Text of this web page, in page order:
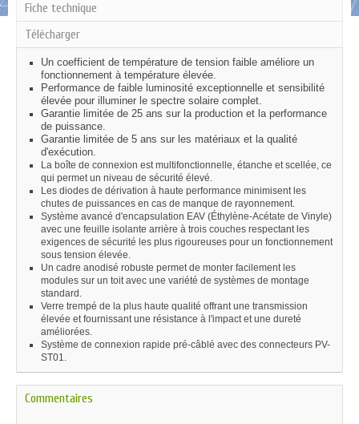
Fiche technique
Télécharger
Un coefficient de température de tension faible améliore un
fonctionnement à température élevée.
Performance de faible luminosité exceptionnelle et sensibilité
élevée pour illuminer le spectre solaire complet.
Garantie limitée de 25 ans sur la production et la performance
de puissance.
Garantie limitée de 5 ans sur les matériaux et la qualité
d'exécution.
La boîte de connexion est multifonctionnelle, étanche et scellée, ce
qui permet un niveau de sécurité élevé.
Les diodes de dérivation à haute performance minimisent les
chutes de puissances en cas de manque de rayonnement.
Système avancé d'encapsulation EAV (Éthylène-Acétate de Vinyle)
avec une feuille isolante arrière à trois couches respectant les
exigences de sécurité les plus rigoureuses pour un fonctionnement
sous tension élevée.
Un cadre anodisé robuste permet de monter facilement les
modules sur un toit avec une variété de systèmes de montage
standard.
Verre trempé de la plus haute qualité offrant une transmission
élevée et fournissant une résistance à l'impact et une dureté
améliorées.
Système de connexion rapide pré-câblé avec des connecteurs PV-
ST01.
Commentaires